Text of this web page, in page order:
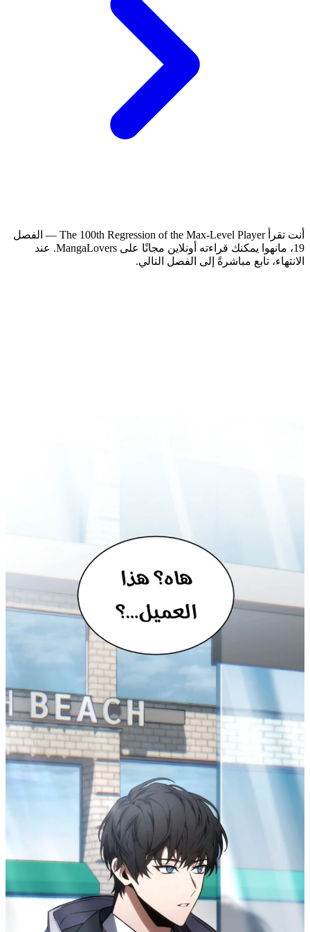
أنت تقرأ The 100th Regression of the Max-Level Player — الفصل
19، مانهوا يمكنك قراءته أونلاين مجانًا على MangaLovers.
عند
الانتهاء، تابع مباشرةً إلى الفصل التالي.